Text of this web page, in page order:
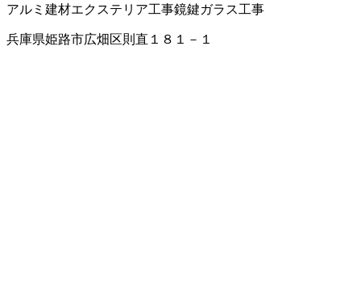
アルミ建材エクステリア工事鏡鍵ガラス工事
兵庫県姫路市広畑区則直１８１－１